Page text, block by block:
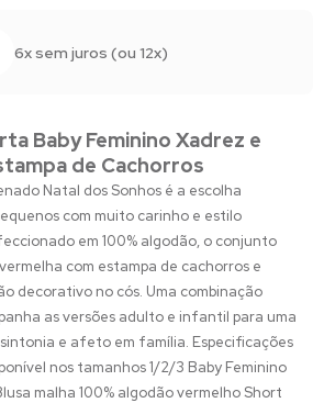
6x sem juros (ou 12x)
Baby Feminino Xadrez e
de Cachorros
Natal dos Sonhos é a escolha
com muito carinho e estilo
em 100% algodão, o conjunto
com estampa de cachorros e
decorativo no cós. Uma combinação
as versões adulto e infantil para uma
e afeto em família. Especificações
nos tamanhos 1/2/3 Baby Feminino
malha 100% algodão vermelho Short